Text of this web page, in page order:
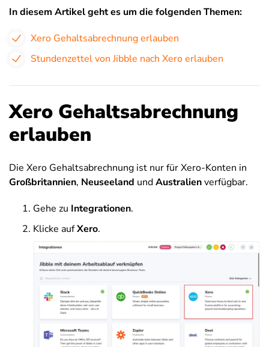
In diesem Artikel geht es um die folgenden Themen:
Xero Gehaltsabrechnung erlauben
Stundenzettel von Jibble nach Xero erlauben
Xero Gehaltsabrechnung
erlauben
Die Xero Gehaltsabrechnung ist nur für Xero-Konten in
Großbritannien, Neuseeland undAustralienverfügbar.
Gehe zu Integrationen.
Klicke aufXero.